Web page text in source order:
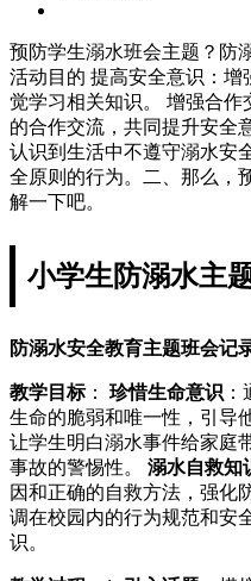
预防学生溺水班会主题？防
活动目的 提高安全意识：增
觉学习相关知识。 增强合作
的合作交流，共同提升安全
认识到生活中不遵守溺水安
全原则的行为。二、那么，
解一下吧。
小学生防溺水主
防溺水安全教育主题班会记
教学目标： 珍惜生命意识
生命的脆弱和唯一性，引导
让学生明白溺水事件给家庭
事故的警惕性。 溺水自救知
因和正确的自救方法，强化
调在校园内的行为规范和安
识。